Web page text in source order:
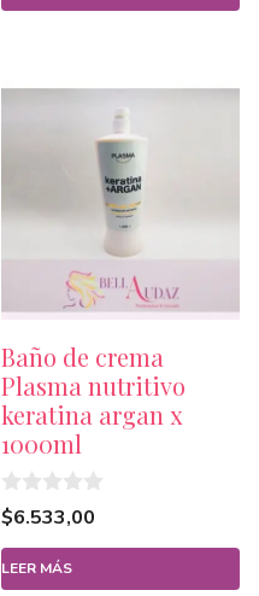
Baño de crema
Plasma nutritivo
keratina argan x
1000ml
0
d
e
5
$6.533,00
LEER MÁS